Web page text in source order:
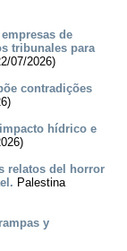
de
tribunales para
07/2026)
contradições
hídrico e
relatos del horror
Palestina
y